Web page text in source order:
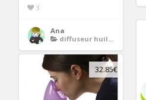
3
Ana
diffuseur huiles essentielles
32.85€